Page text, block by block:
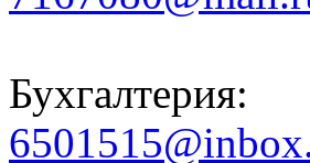
Бухгалтерия: